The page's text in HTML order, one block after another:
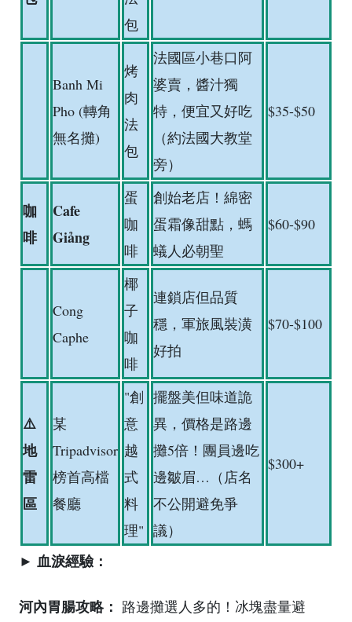
包
Banh Mi
Pho (轉角
無名攤)
烤
肉
法
包
法國區小巷口阿
婆賣，醬汁獨
特，便宜又好吃
（約法國大教堂
旁）
$35-$50
咖
啡
Cafe
Giảng
蛋
咖
啡
創始老店！綿密
蛋霜像甜點，螞
蟻人必朝聖
$60-$90
Cong
Caphe
椰
子
咖
啡
連鎖店但品質
穩，軍旅風裝潢
好拍
$70-$100
⚠️
地
雷
區
某
Tripadvisor
榜首高檔
餐廳
"創
意
越
式
料
理"
擺盤美但味道詭
異，價格是路邊
攤5倍！團員邊吃
邊皺眉…（店名
不公開避免爭
議）
$300+
► 血淚經驗：
河內胃腸攻略： 路邊攤選人多的！冰塊盡量避